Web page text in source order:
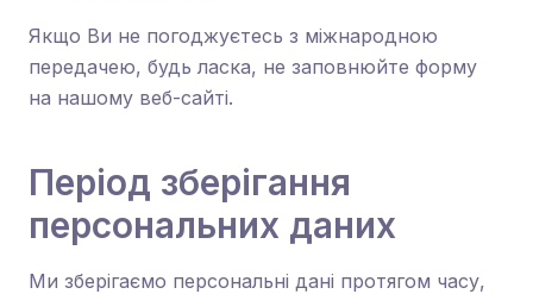
Якщо Ви не погоджуєтесь з міжнародною
передачею, будь ласка, не заповнюйте форму
на нашому веб-сайті.
Період зберігання
персональних даних
Ми зберігаємо персональні дані протягом часу,